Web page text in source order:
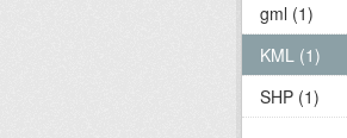
gml (1)
KML (1)
SHP (1)